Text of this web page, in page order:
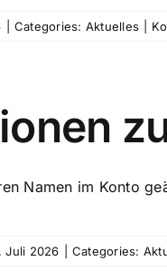
Categories: Aktuelles
Namen im Konto
Juli 2026 Categories: